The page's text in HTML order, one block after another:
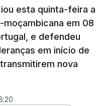
esta quinta-feira a
moçambicana em 08
e defendeu
em início de
nova